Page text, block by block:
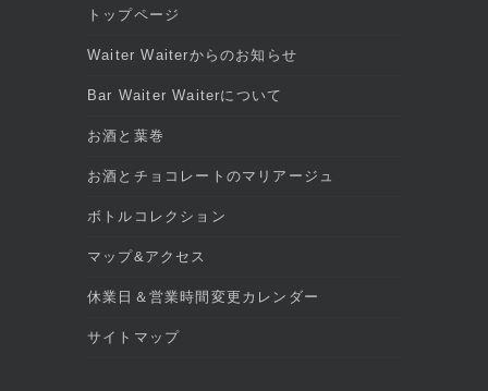
トップページ
Waiter Waiterからのお知らせ
Bar Waiter Waiterについて
お酒と葉巻
お酒とチョコレートのマリアージュ
ボトルコレクション
マップ&アクセス
休業日＆営業時間変更カレンダー
サイトマップ